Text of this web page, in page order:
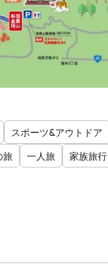
スポーツ&アウトドア
旅 一人旅
家族旅行